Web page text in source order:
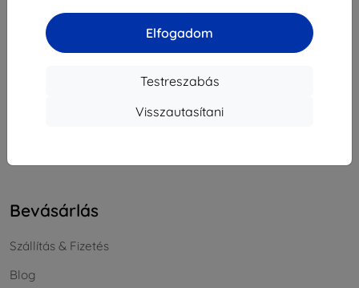
Elfogadom
Testreszabás
Visszautasítani
info@top4mobile.eu
Bevásárlás
Szállítás & Fizetés
Blog